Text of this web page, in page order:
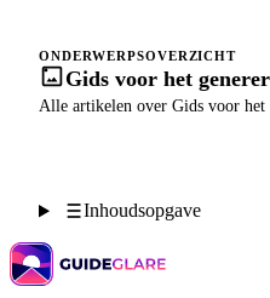
ONDERWERPSOVERZICHT
Gids voor het
Alle artikelen over Gids voor het
Inhoudsopgave